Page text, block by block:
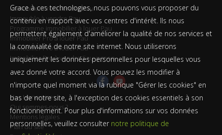
Immobilier Pro à vendre Pau
Immeuble à vendre Pau
Programme immobilier à louer Pau
Immobilier Pro à louer Pau
Immobilier Pro à louer Pau
Immobilier Pro à vendre Sauvagnon
Nos Honoraires
Qui sommes-nous ?
Mentions légales
Plan du site
Grace à ces technologies, nous pouvons vous proposer du
contenu en rapport avec vos centres d'intérêt. Ils nous
permettent également d'améliorer la qualité de nos services et
la convivialité de notre site internet. Nous utiliserons
uniquement les données personnelles pour lesquelles vous
avez donné votre accord. Vous pouvez les modifier à
n'importe quel moment via la rubrique "Gérer les cookies" en
bas de notre site, à l'exception des cookies essentiels à son
fonctionnement. Pour plus d'informations sur vos données
personnelles, veuillez consulter notre politique de